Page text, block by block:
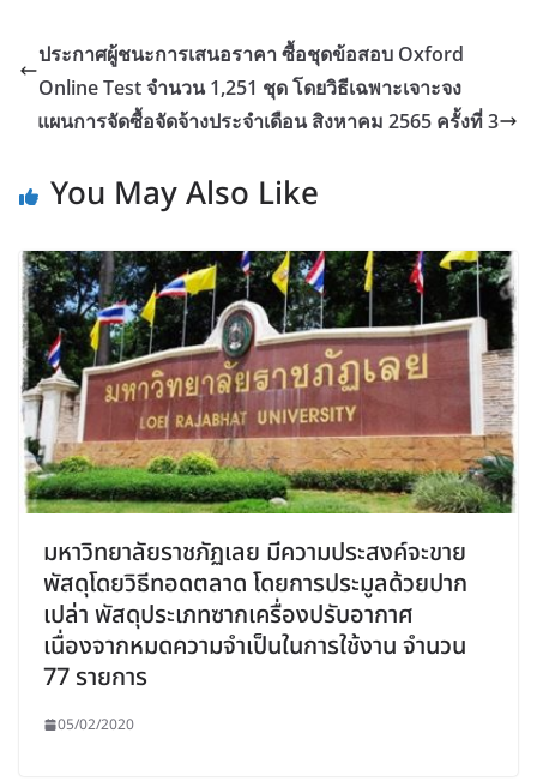
ประกาศผู้ชนะการเสนอราคา ซื้อชุดข้อสอบ Oxford
Online Test จำนวน 1,251 ชุด โดยวิธีเฉพาะเจาะจง
แผนการจัดซื้อจัดจ้างประจำเดือน สิงหาคม 2565 ครั้งที่ 3
You May Also Like
มหาวิทยาลัยราชภัฏเลย มีความประสงค์จะขาย
พัสดุโดยวิธีทอดตลาด โดยการประมูลด้วยปาก
เปล่า พัสดุประเภทซากเครื่องปรับอากาศ
เนื่องจากหมดความจำเป็นในการใช้งาน จำนวน
77 รายการ
05/02/2020